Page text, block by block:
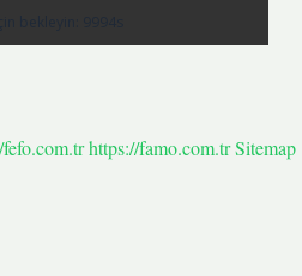
https://famo.com.trSitemap